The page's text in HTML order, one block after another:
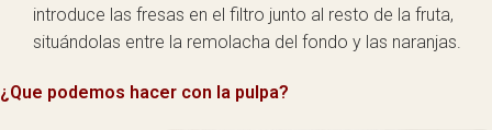
introduce las fresas en el filtro junto al resto de la fruta,
situándolas entre la remolacha del fondo y las naranjas.
¿Que podemos hacer con la pulpa?